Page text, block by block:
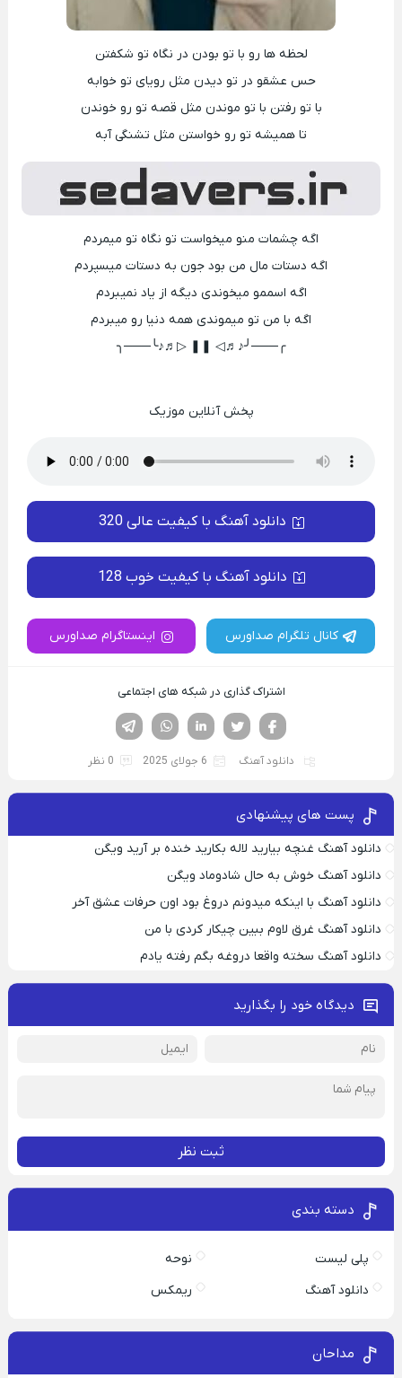
لحظه ها رو با تو بودن در نگاه تو شکفتن
حس عشقو در تو دیدن مثل رویای تو خوابه
با تو رفتن با تو موندن مثل قصه تو رو خوندن
تا همیشه تو رو خواستن مثل تشنگی آبه
اگه چشمات منو میخواست تو نگاه تو میمردم
اگه دستات مال من بود جون به دستات میسپردم
اگه اسممو میخوندی دیگه از یاد نمیبردم
اگه با من تو میموندی همه دنیا رو میبردم
╭───╯♪♬◁ ❚❚ ▷♬♪╰───╮
پخش آنلاین موزیک
دانلود آهنگ با کیفیت عالی 320
دانلود آهنگ با کیفیت خوب 128
کانال تلگرام صداورس اینستاگرام صداورس
اشتراک گذاری در شبکه های اجتماعی
لینکدین تویتر
فیسوک
دانلود آهنگ 6 جولای 2025 0 نظر
پست های پیشنهادی
دانلود آهنگ غنچه بیارید لاله بکارید خنده بر آرید ویگن
دانلود آهنگ خوش به حال شادوماد ویگن
دانلود آهنگ با اینکه میدونم دروغ بود اون حرفات عشق آخر
دانلود آهنگ غرق لاوم ببین چیکار کردی با من
دانلود آهنگ سخته واقعا دروغه بگم رفته یادم
دیدگاه خود را بگذارید
ثبت نظر
دسته بندی
پلی لیست
نوحه
دانلود آهنگ
ریمکس
مداحان